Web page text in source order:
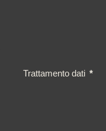
Trattamento dati *